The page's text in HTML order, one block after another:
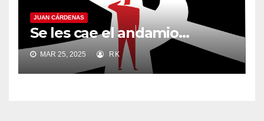
JUAN CÁRDENAS
Se les cae el andamio…
MAR 25, 2025 RK